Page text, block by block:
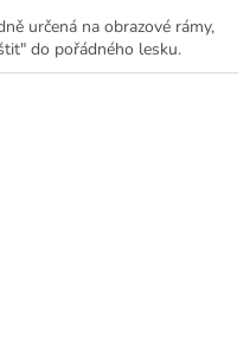
určená na obrazové rámy,
do pořádného lesku.